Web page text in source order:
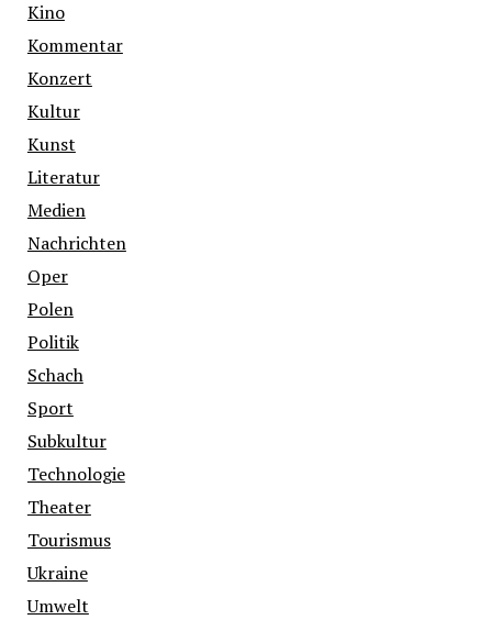
Kino
Kommentar
Konzert
Kultur
Kunst
Literatur
Medien
Nachrichten
Oper
Polen
Politik
Schach
Sport
Subkultur
Technologie
Theater
Tourismus
Ukraine
Umwelt